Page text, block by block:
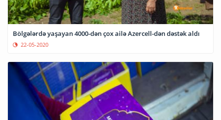
Bölgələrdə yaşayan 4000-dən çox ailə Azercell-dən dəstək aldı
22-05-2020